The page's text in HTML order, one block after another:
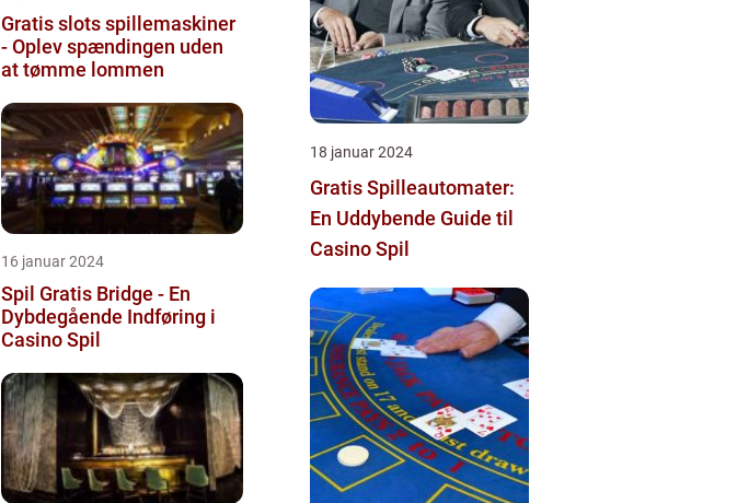
Gratis slots spillemaskiner
- Oplev spændingen uden
at tømme lommen
16 januar 2024
Spil Gratis Bridge - En
Dybdegående Indføring i
Casino Spil
18 januar 2024
Gratis Spilleautomater:
En Uddybende Guide til
Casino Spil